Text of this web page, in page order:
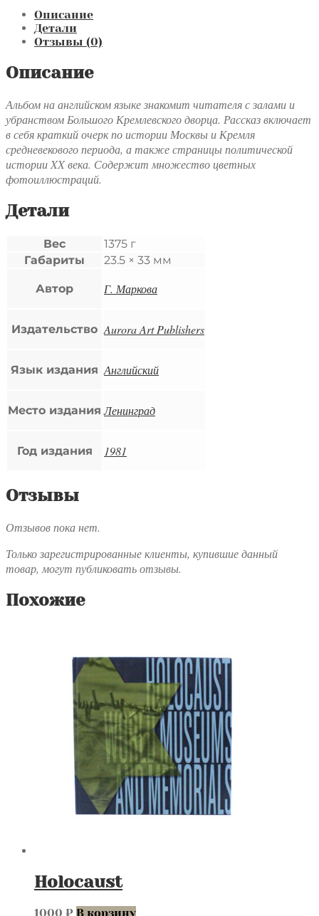
the
Moscow
Описание
Детали
Отзывы (0)
Описание
Альбом на английском языке знакомит читателя с залами и
убранством Большого Кремлевского дворца. Рассказ включает
в себя краткий очерк по истории Москвы и Кремля
средневекового периода, а также страницы политической
истории XX века. Содержит множество цветных
фотоиллюстраций.
Детали
Вес
1375 г
Габариты
23.5 × 33 мм
Автор Г. Маркова
Издательство Aurora Art Publishers
Язык издания Английский
Место издания Ленинград
Год издания 1981
Отзывы
Отзывов пока нет.
Только зарегистрированные клиенты, купившие данный
товар, могут публиковать отзывы.
Похожие
Holocaust
1000 ₽ В корзину